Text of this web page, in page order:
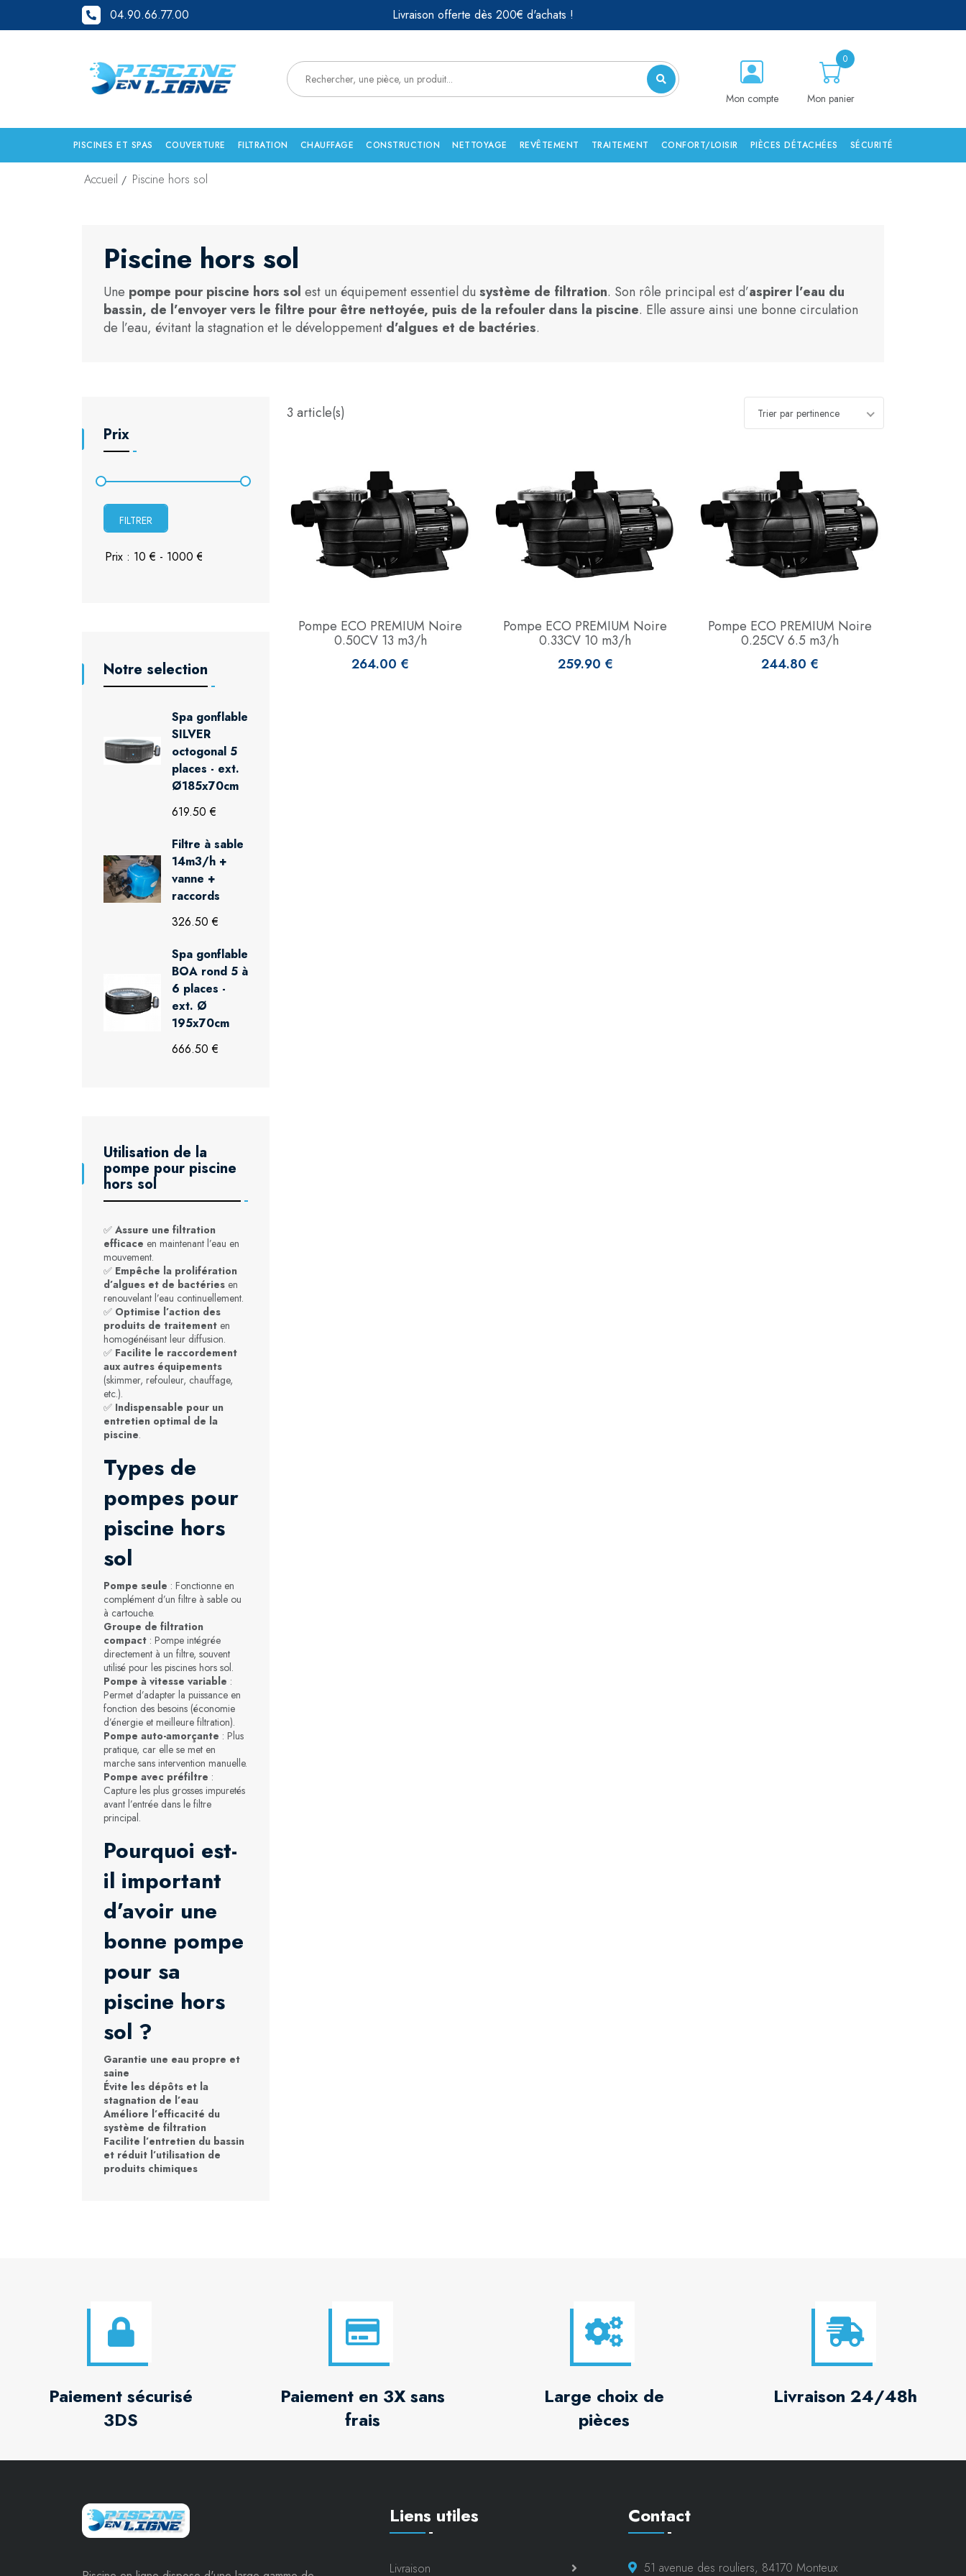
04.90.66.77.00 Livraison offerte dès 200€ d'achats !
Mon compte Mon panier
0
PISCINES ET SPAS COUVERTURE FILTRATION CHAUFFAGE CONSTRUCTION NETTOYAGE REVÊTEMENT TRAITEMENT CONFORT/LOISIR PIÈCES DÉTACHÉES SÉCURITÉ
Accueil Piscine hors sol
Piscine hors sol
Une pompe pour piscine hors sol est un équipement essentiel du système de filtration. Son rôle principal est d’aspirer l’eau du
bassin, de l’envoyer vers le filtre pour être nettoyée, puis de la refouler dans la piscine. Elle assure ainsi une bonne circulation
de l’eau, évitant la stagnation et le développement d’algues et de bactéries.
3 article(s) Trier par pertinence
Pompe ECO PREMIUM Noire
0.50CV 13 m3/h
264.00 €
Pompe ECO PREMIUM Noire
0.33CV 10 m3/h
259.90 €
Pompe ECO PREMIUM Noire
0.25CV 6.5 m3/h
244.80 €
Prix
FILTRER
Notre selection
Spa gonflable
SILVER
octogonal 5
places - ext.
Ø185x70cm
619.50 €
Filtre à sable
14m3/h +
vanne +
raccords
326.50 €
Spa gonflable
BOA rond 5 à
6 places -
ext. Ø
195x70cm
666.50 €
Utilisation de la
pompe pour piscine
hors sol
✅ Assure une filtration
efficace en maintenant l’eau en
mouvement.
✅ Empêche la prolifération
d’algues et de bactéries en
renouvelant l’eau continuellement.
✅ Optimise l’action des
produits de traitement en
homogénéisant leur diffusion.
✅ Facilite le raccordement
aux autres équipements
(skimmer, refouleur, chauffage,
etc.).
✅ Indispensable pour un
entretien optimal de la
piscine.
Types de
pompes pour
piscine hors
sol
Pompe seule : Fonctionne en
complément d’un filtre à sable ou
à cartouche.
Groupe de filtration
compact : Pompe intégrée
directement à un filtre, souvent
utilisé pour les piscines hors sol.
Pompe à vitesse variable :
Permet d’adapter la puissance en
fonction des besoins (économie
d’énergie et meilleure filtration).
Pompe auto-amorçante : Plus
pratique, car elle se met en
marche sans intervention manuelle.
Pompe avec préfiltre :
Capture les plus grosses impuretés
avant l’entrée dans le filtre
principal.
Pourquoi est-
il important
d’avoir une
bonne pompe
pour sa
piscine hors
sol ?
Garantie une eau propre et
saine
Évite les dépôts et la
stagnation de l’eau
Améliore l’efficacité du
système de filtration
Facilite l’entretien du bassin
et réduit l’utilisation de
produits chimiques
Paiement sécurisé
3DS
Paiement en 3X sans
frais
Large choix de
pièces
Livraison 24/48h
Liens utiles
Livraison
Contact
51 avenue des rouliers, 84170 Monteux